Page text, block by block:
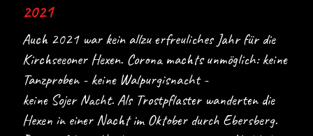
2021
Auch 2021 war kein allzu erfreuliches Jahr für die
Kirchseeoner Hexen. Corona machts unmöglich: keine
Tanzproben - keine Walpurgisnacht -
keine Sojer Nacht. Als Trostpflaster wanderten die
Hexen in einer Nacht im Oktober durch Ebersberg.